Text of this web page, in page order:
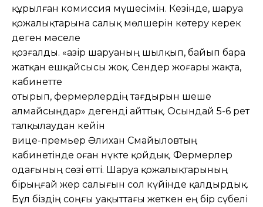
құрылған комиссия мүшесімін. Кезінде, шаруа
қожалықтарына салық мөлшерін көтеру керек
деген мәселе
қозғалды. «Қазір шаруаның шылқып, байып бара
жатқан ешқайсысы жоқ. Сендер жоғары жақта,
кабинетте
отырып, фермерлердің тағдырын шеше
алмайсыңдар» дегенді айттық. Осындай 5-6 рет
талқылаудан кейін
вице-премьер Әлихан Смайыловтың
кабинетінде оған нүкте қойдық. Фермерлер
одағының сөзі өтті. Шаруа қожалықтарының
бірыңғай жер салығын сол күйінде қалдырдық.
Бұл біздің соңғы уақыттағы жеткен ең бір сүбелі